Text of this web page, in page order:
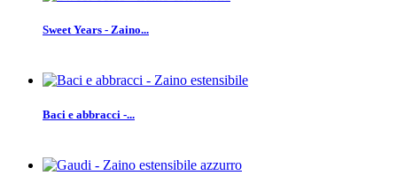
Sweet Years - Zaino...
Baci e abbracci -...